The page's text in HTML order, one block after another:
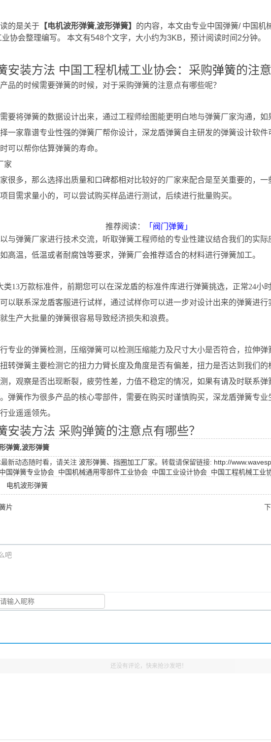
的是关于 【电机波形弹簧,波形弹簧】 的内容，本文由专业中国弹簧/ 中国机
协会整理编写。 本文有548个文字，大小约为3KB，预计阅读时间2分钟。
安装方法 中国工程机械工业协会：采购弹簧的注
品的时候需要弹簧的时候，对于采购弹簧的注意点有哪些呢？
要将弹簧的数据设计出来，通过工程师绘图能更明白地与弹簧厂家沟通，
一家靠谱专业性强的弹簧厂帮你设计，深龙盾弹簧自主研发的弹簧设计软件
可以帮你估算弹簧的寿命。
家
很多，那么选择出质量和口碑都相对比较好的厂家来配合是至关重要的，
目需求量小的，可以尝试购买样品进行测试，后续进行批量购买。
推荐阅读：
「阀门弹簧」
与弹簧厂家进行技术交流，听取弹簧工程师给的专业性建议结合我们的实
高温，低温或者耐腐蚀等要求，弹簧厂会推荐适合的材料进行弹簧加工。
类13万款标准件，前期您可以在深龙盾的标准件库进行弹簧挑选，正常24小
以联系深龙盾客服进行试样，通过试样你可以进一步对设计出来的弹簧进
生产大批量的弹簧很容易导致经济损失和浪费。
专业的弹簧检测，压缩弹簧可以检测压缩能力及尺寸大小是否符合，拉伸
转弹簧主要检测它的扭力力臂长度及角度是否有偏差，扭力是否达到我们
，观察是否出现断裂，疲劳性差，力值不稳定的情况，如果有请及时联系
弹簧作为很多产品的核心零部件，需要在购买时谨慎购买，深龙盾弹簧专业
业遥遥领先。
安装方法 采购弹簧的注意点有哪些？
弹簧,波形弹簧
新动态随时看，请关注 波形弹簧、挡圈加工厂家。转载请保留链接: http://
中国弹簧专业协会 中国机械通用零部件工业协会 中国工业设计协会 中国工程机械工业
电机波形弹簧
片
吧
还没有评论，快来抢沙发吧！